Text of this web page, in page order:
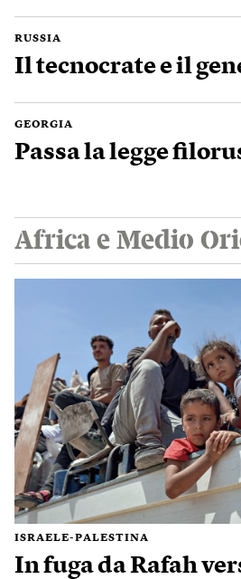
RUSSIA
Il tecnocrate e il
GEORGIA
Passa la legge
Africa e Medio
ISRAELE-PALESTINA
In fuga da Rafah